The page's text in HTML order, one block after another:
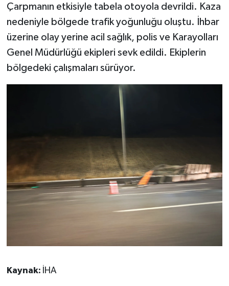
Çarpmanın etkisiyle tabela otoyola devrildi. Kaza
nedeniyle bölgede trafik yoğunluğu oluştu. İhbar
üzerine olay yerine acil sağlık, polis ve Karayolları
Genel Müdürlüğü ekipleri sevk edildi. Ekiplerin
bölgedeki çalışmaları sürüyor.
Kaynak: İHA